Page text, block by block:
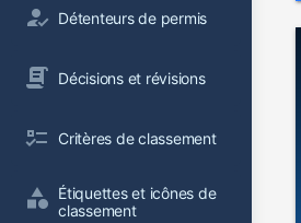
Détenteurs de permis
Décisions et révisions
Critères de classement
Étiquettes et icônes de
classement